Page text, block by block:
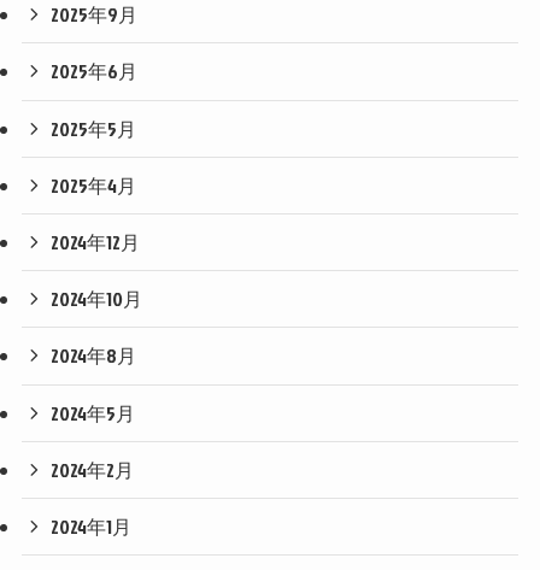
2025年9月
2025年6月
2025年5月
2025年4月
2024年12月
2024年10月
2024年8月
2024年5月
2024年2月
2024年1月